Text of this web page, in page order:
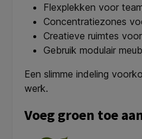
Flexplekken voor
Concentratiezones
Creatieve ruimtes
Gebruik modulair
Een slimme indeling
werk.
Voeg groen toe